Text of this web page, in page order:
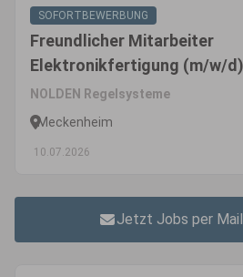
SOFORTBEWERBUNG
Freundlicher Mitarbeiter
Elektronikfertigung (m/w/d)
NOLDEN Regelsysteme
Meckenheim
10.07.2026
Jetzt Jobs per